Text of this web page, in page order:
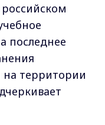
последнее
территории